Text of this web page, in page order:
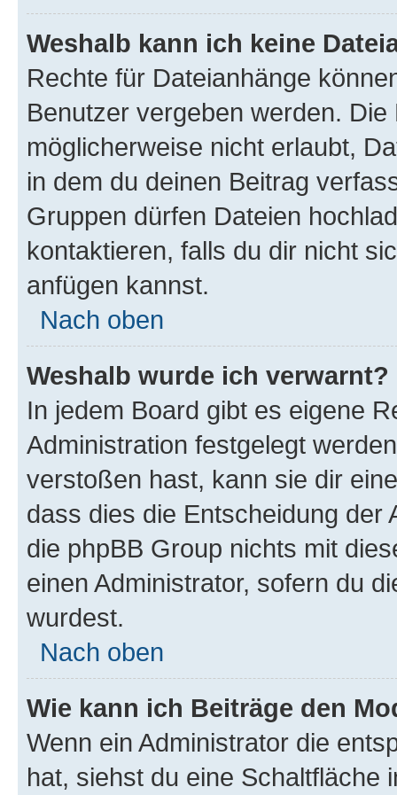
Weshalb kann ich keine
Rechte für Dateianhänge
Benutzer vergeben werden.
möglicherweise nicht erlaubt,
in dem du deinen Beitrag
Gruppen dürfen Dateien
kontaktieren, falls du dir nicht
anfügen kannst.
Nach oben
Weshalb wurde ich verwarnt?
In jedem Board gibt es eigene
Administration festgelegt
verstoßen hast, kann sie dir
dass dies die Entscheidung der
die phpBB Group nichts mit
einen Administrator, sofern du
wurdest.
Nach oben
Wie kann ich Beiträge den
Wenn ein Administrator die
hat, siehst du eine Schaltfläche